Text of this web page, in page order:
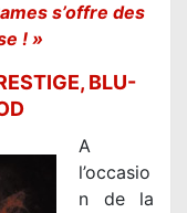
s’offre des
!»
BLU-
A
l’occasio
n de la